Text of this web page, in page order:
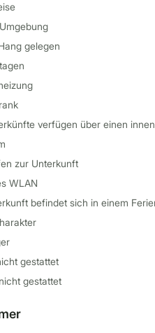
gelegen
verfügen über einen
zur Unterkunft
WLAN
befindet sich in einem
gestattet
gestattet